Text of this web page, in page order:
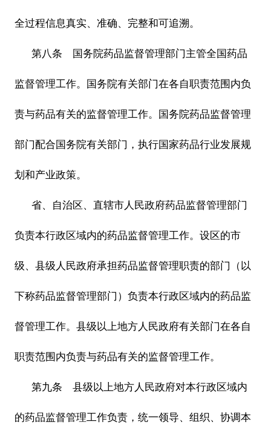
全过程信息真实、准确、完整和可追溯。
第八条 国务院药品监督管理部门主管全国药品
监督管理工作。国务院有关部门在各自职责范围内负
责与药品有关的监督管理工作。国务院药品监督管理
部门配合国务院有关部门，执行国家药品行业发展规
划和产业政策。
省、自治区、直辖市人民政府药品监督管理部门
负责本行政区域内的药品监督管理工作。设区的市
级、县级人民政府承担药品监督管理职责的部门（以
下称药品监督管理部门）负责本行政区域内的药品监
督管理工作。县级以上地方人民政府有关部门在各自
职责范围内负责与药品有关的监督管理工作。
第九条 县级以上地方人民政府对本行政区域内
的药品监督管理工作负责，统一领导、组织、协调本